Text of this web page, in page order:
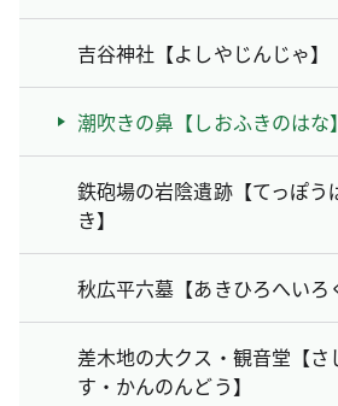
吉谷神社【よしやじんじゃ】
潮吹きの鼻【しおふきのはな】
鉄砲場の岩陰遺跡【てっぽう
き】
秋広平六墓【あきひろへいろ
差木地の大クス・観音堂【さ
す・かんのんどう】